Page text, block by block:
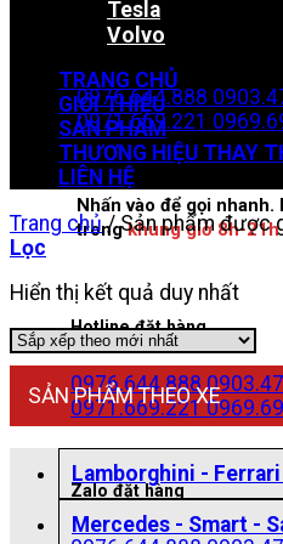
Zalo đặt hàng
0976.644.888
0971.669.221
Nhấn vào để gọi
trongkhung giờ 8h-21h
Hotline đặt hàng
0976.644.888
0971.669.221
Zalo đặt hàng
Tesla
Volvo
TRANG CHỦ
GIỚI THIỆU
SẢN PHẨM
THƯƠNG HIỆU THAY
LIÊN HỆ
Trang chủ /Sản phẩm được
Lọc
Hiển thị kết quả duy nhất
SẢN PHẨM THEO XE
Lamborghini -
Mercedes - Smart -